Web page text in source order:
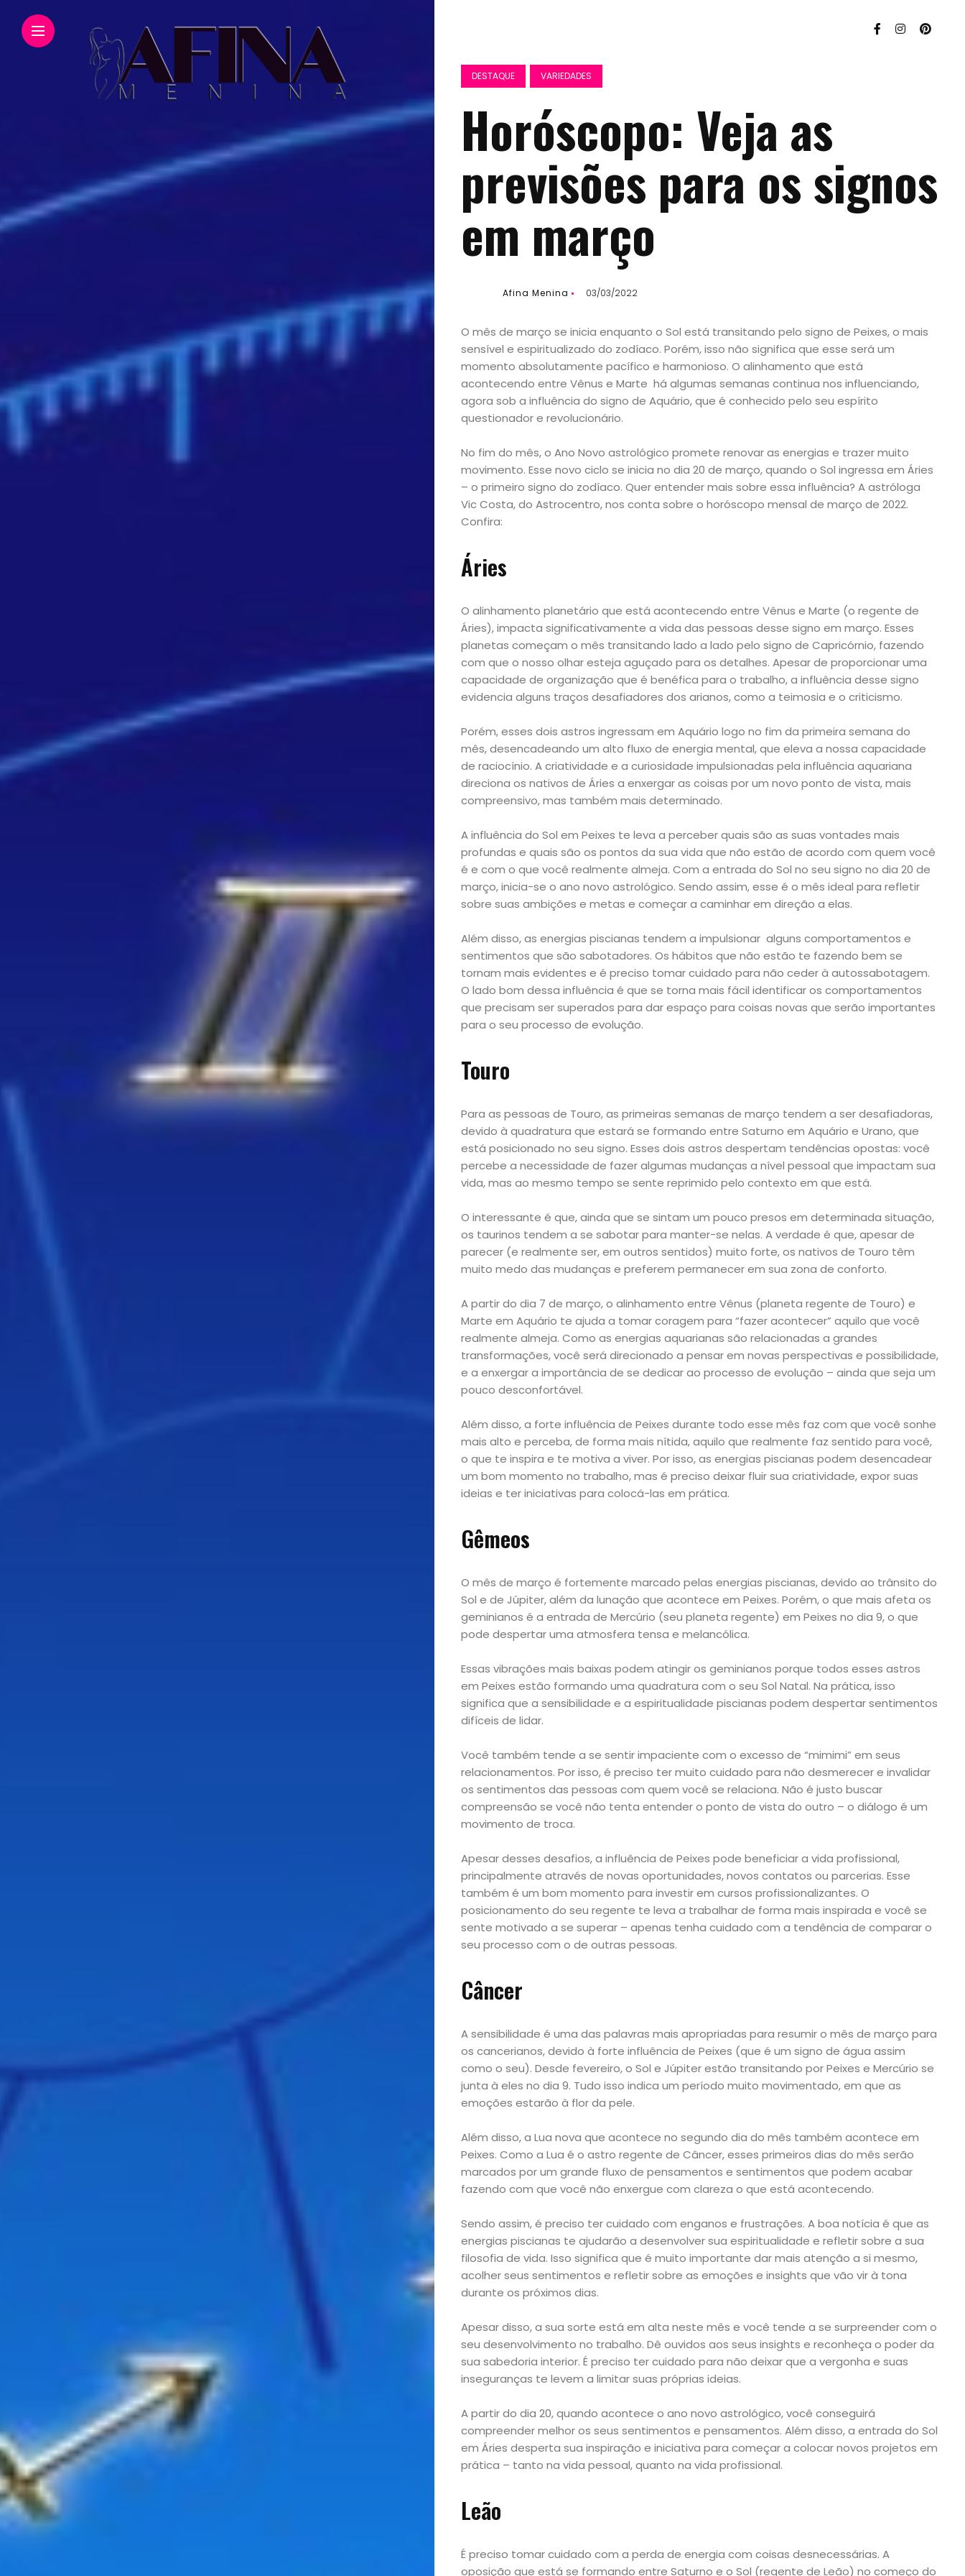
Início
Academia
Beleza
Bora
Casa
e
Decoração
Exclusiva
Homem
Mães
&
Filhos
Notícias
Opinião
Pets
Receitas
Saúde
e
de
Vida
Sexualidade
Variedades
Buscar
DESTAQUE VARIEDADES
Horóscopo: Veja as
previsões para os signos
em março
Afina Menina 03/03/2022
O mês de março se inicia enquanto o Sol está transitando pelo signo de Peixes, o mais
sensível e espiritualizado do zodíaco. Porém, isso não significa que esse será um
momento absolutamente pacífico e harmonioso. O alinhamento que está
acontecendo entre Vênus e Marte há algumas semanas continua nos influenciando,
agora sob a influência do signo de Aquário, que é conhecido pelo seu espírito
questionador e revolucionário.
No fim do mês, o Ano Novo astrológico promete renovar as energias e trazer muito
movimento. Esse novo ciclo se inicia no dia 20 de março, quando o Sol ingressa em Áries
– o primeiro signo do zodíaco. Quer entender mais sobre essa influência? A astróloga
Vic Costa, do Astrocentro, nos conta sobre o horóscopo mensal de março de 2022.
Confira:
Áries
O alinhamento planetário que está acontecendo entre Vênus e Marte (o regente de
Áries), impacta significativamente a vida das pessoas desse signo em março. Esses
planetas começam o mês transitando lado a lado pelo signo de Capricórnio, fazendo
com que o nosso olhar esteja aguçado para os detalhes. Apesar de proporcionar uma
capacidade de organização que é benéfica para o trabalho, a influência desse signo
evidencia alguns traços desafiadores dos arianos, como a teimosia e o criticismo.
Porém, esses dois astros ingressam em Aquário logo no fim da primeira semana do
mês, desencadeando um alto fluxo de energia mental, que eleva a nossa capacidade
de raciocínio. A criatividade e a curiosidade impulsionadas pela influência aquariana
direciona os nativos de Áries a enxergar as coisas por um novo ponto de vista, mais
compreensivo, mas também mais determinado.
A influência do Sol em Peixes te leva a perceber quais são as suas vontades mais
profundas e quais são os pontos da sua vida que não estão de acordo com quem você
é e com o que você realmente almeja. Com a entrada do Sol no seu signo no dia 20 de
março, inicia-se o ano novo astrológico. Sendo assim, esse é o mês ideal para refletir
sobre suas ambições e metas e começar a caminhar em direção a elas.
Além disso, as energias piscianas tendem a impulsionar alguns comportamentos e
sentimentos que são sabotadores. Os hábitos que não estão te fazendo bem se
tornam mais evidentes e é preciso tomar cuidado para não ceder à autossabotagem.
O lado bom dessa influência é que se torna mais fácil identificar os comportamentos
que precisam ser superados para dar espaço para coisas novas que serão importantes
para o seu processo de evolução.
Touro
Para as pessoas de Touro, as primeiras semanas de março tendem a ser desafiadoras,
devido à quadratura que estará se formando entre Saturno em Aquário e Urano, que
está posicionado no seu signo. Esses dois astros despertam tendências opostas: você
percebe a necessidade de fazer algumas mudanças a nível pessoal que impactam sua
vida, mas ao mesmo tempo se sente reprimido pelo contexto em que está.
O interessante é que, ainda que se sintam um pouco presos em determinada situação,
os taurinos tendem a se sabotar para manter-se nelas. A verdade é que, apesar de
parecer (e realmente ser, em outros sentidos) muito forte, os nativos de Touro têm
muito medo das mudanças e preferem permanecer em sua zona de conforto.
A partir do dia 7 de março, o alinhamento entre Vênus (planeta regente de Touro) e
Marte em Aquário te ajuda a tomar coragem para “fazer acontecer” aquilo que você
realmente almeja. Como as energias aquarianas são relacionadas a grandes
transformações, você será direcionado a pensar em novas perspectivas e possibilidade,
e a enxergar a importância de se dedicar ao processo de evolução – ainda que seja um
pouco desconfortável.
Além disso, a forte influência de Peixes durante todo esse mês faz com que você sonhe
mais alto e perceba, de forma mais nítida, aquilo que realmente faz sentido para você,
o que te inspira e te motiva a viver. Por isso, as energias piscianas podem desencadear
um bom momento no trabalho, mas é preciso deixar fluir sua criatividade, expor suas
ideias e ter iniciativas para colocá-las em prática.
Gêmeos
O mês de março é fortemente marcado pelas energias piscianas, devido ao trânsito do
Sol e de Júpiter, além da lunação que acontece em Peixes. Porém, o que mais afeta os
geminianos é a entrada de Mercúrio (seu planeta regente) em Peixes no dia 9, o que
pode despertar uma atmosfera tensa e melancólica.
Essas vibrações mais baixas podem atingir os geminianos porque todos esses astros
em Peixes estão formando uma quadratura com o seu Sol Natal. Na prática, isso
significa que a sensibilidade e a espiritualidade piscianas podem despertar sentimentos
difíceis de lidar.
Você também tende a se sentir impaciente com o excesso de “mimimi” em seus
relacionamentos. Por isso, é preciso ter muito cuidado para não desmerecer e invalidar
os sentimentos das pessoas com quem você se relaciona. Não é justo buscar
compreensão se você não tenta entender o ponto de vista do outro – o diálogo é um
movimento de troca.
Apesar desses desafios, a influência de Peixes pode beneficiar a vida profissional,
principalmente através de novas oportunidades, novos contatos ou parcerias. Esse
também é um bom momento para investir em cursos profissionalizantes. O
posicionamento do seu regente te leva a trabalhar de forma mais inspirada e você se
sente motivado a se superar – apenas tenha cuidado com a tendência de comparar o
seu processo com o de outras pessoas.
Câncer
A sensibilidade é uma das palavras mais apropriadas para resumir o mês de março para
os cancerianos, devido à forte influência de Peixes (que é um signo de água assim
como o seu). Desde fevereiro, o Sol e Júpiter estão transitando por Peixes e Mercúrio se
junta à eles no dia 9. Tudo isso indica um período muito movimentado, em que as
emoções estarão à flor da pele.
Além disso, a Lua nova que acontece no segundo dia do mês também acontece em
Peixes. Como a Lua é o astro regente de Câncer, esses primeiros dias do mês serão
marcados por um grande fluxo de pensamentos e sentimentos que podem acabar
fazendo com que você não enxergue com clareza o que está acontecendo.
Sendo assim, é preciso ter cuidado com enganos e frustrações. A boa notícia é que as
energias piscianas te ajudarão a desenvolver sua espiritualidade e refletir sobre a sua
filosofia de vida. Isso significa que é muito importante dar mais atenção a si mesmo,
acolher seus sentimentos e refletir sobre as emoções e insights que vão vir à tona
durante os próximos dias.
Apesar disso, a sua sorte está em alta neste mês e você tende a se surpreender com o
seu desenvolvimento no trabalho. Dê ouvidos aos seus insights e reconheça o poder da
sua sabedoria interior. É preciso ter cuidado para não deixar que a vergonha e suas
inseguranças te levem a limitar suas próprias ideias.
A partir do dia 20, quando acontece o ano novo astrológico, você conseguirá
compreender melhor os seus sentimentos e pensamentos. Além disso, a entrada do Sol
em Áries desperta sua inspiração e iniciativa para começar a colocar novos projetos em
prática – tanto na vida pessoal, quanto na vida profissional.
Leão
É preciso tomar cuidado com a perda de energia com coisas desnecessárias. A
oposição que está se formando entre Saturno e o Sol (regente de Leão) no começo do